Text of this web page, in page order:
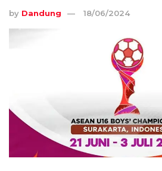
by Dandung 18/06/2024